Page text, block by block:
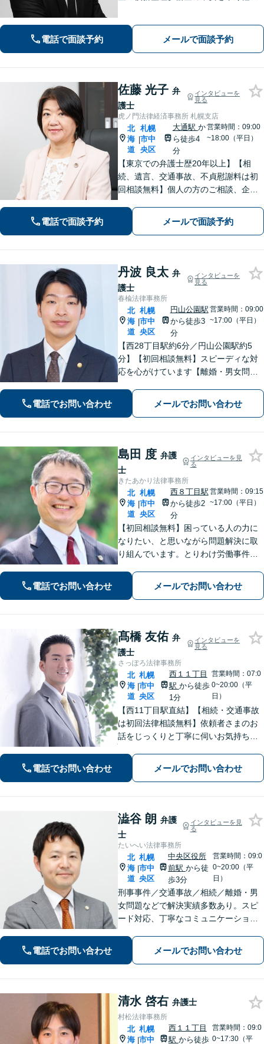
電話で面談予約 メールで面談予約
佐藤 光子 弁
護士
インタビューを
見る
虎ノ門法律経済事務所 札幌支店
北
海
道
|
札幌
市中
央区
大通駅 か
ら徒歩4
分
営業時間：09:00
~18:00（平日）
【東京での弁護士歴20年以上】【相
続、遺言、交通事故、不貞慰謝料は初
回相談無料】個人の方のご相談、企業
した。東京と同等のリーガルサービス
を出身地の札幌で提供いたします。本
電話で面談予約 メールで面談予約
丹波 良太 弁
護士
インタビューを
見る
春楡法律事務所
北
海
道
|
札幌
市中
央区
円山公園駅
から徒歩3
分
営業時間：09:00
~17:00（平日）
【西28丁目駅約6分／円山公園駅約5
分】【初回相談無料】スピーディな対
応を心がけています【離婚・男女問
に強い【相続】分割協議や調停の実績
電話でお問い合わせ メールでお問い合わせ
島田 度 弁護
士
インタビューを見
る
きたあかり法律事務所
北
海
道
|
札幌
市中
央区
西８丁目駅
から徒歩2
分
営業時間：09:15
~17:00（平日）
【初回相談無料】困っている人の力に
なりたい、と思いながら問題解決に取
り組んでいます。とりわけ労働事件
婚、相続等）に力を入れてきました。
「お願いして良かった」そうお言葉を
電話でお問い合わせ メールでお問い合わせ
髙橋 友佑 弁
護士
インタビューを
見る
さっぽろ法律事務所
北
海
道
|
札幌
市中
央区
西１１丁目
駅 から徒歩
1分
営業時間：07:0
0~20:00（平
日）
【西11丁目駅直結】【相続・交通事故
は初回法律相談無料】依頼者さまのお
話をじっくりと丁寧に伺いお気持ちに
えていきます。弁護士に相談するだけ
でも解決の道筋が見えて気持ちが楽に
電話でお問い合わせ メールでお問い合わせ
澁谷 朗 弁護
士
インタビューを見
る
たいへい法律事務所
北
海
道
|
札幌
市中
央区
中央区役所
前駅 から徒
歩3分
営業時間：09:0
0~20:00（平
日）
刑事事件／交通事故／相続／離婚・男
女問題などで解決実績多数あり。スピ
ード対応、丁寧なコミュニケーション
【初回無料相談】【速やかな対応】
【夜間土日祝日の相談可】
電話でお問い合わせ メールでお問い合わせ
清水 啓右 弁護士
村松法律事務所
北
海 |
札幌
市中
西１１丁目
駅 から徒歩
営業時間：09:0
0~17:30（平